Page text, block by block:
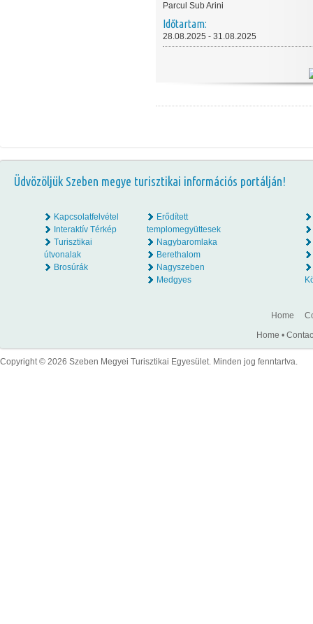
Parcul Sub Arini
Időtartam:
28.08.2025 - 31.08.2025
Üdvözöljük Szeben megye turisztikai információs portálján!
Kapcsolatfelvétel
Interaktív Térkép
Turisztikai
útvonalak
Brosúrák
Erődített
templomegyüttesek
Nagybaromlaka
Berethalom
Nagyszeben
Medgyes
Home
Home •
Copyright © 2026 Szeben Megyei Turisztikai Egyesület. Minden jog fenntartva.